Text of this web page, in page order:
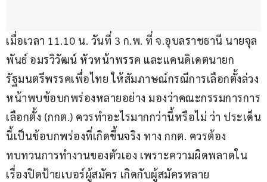
เมื่อเวลา 11.10 น. วันที่ 3 ก.พ. ที่ จ.อุบลราชธานี นายจุล
พันธ์ อมรวิวัฒน์ หัวหน้าพรรค และแคนดิเดตนายก
รัฐมนตรีพรรคเพื่อไทย ให้สัมภาษณ์กรณีการเลือกตั้งล่วง
หน้าพบข้อบกพร่องหลายอย่าง มองว่าคณะกรรมการการ
เลือกตั้ง (กกต.) ควรทำอะไรมากกว่านี้หรือไม่ ว่า ประเด็น
นี้เป็นข้อบกพร่องที่เกิดขึ้นจริง ทาง กกต. ควรต้อง
ทบทวนการทำงานของตัวเอง เพราะความผิดพลาดใน
เรื่องปิดป้ายเบอร์ผู้สมัคร เกิดกับผู้สมัครหลาย